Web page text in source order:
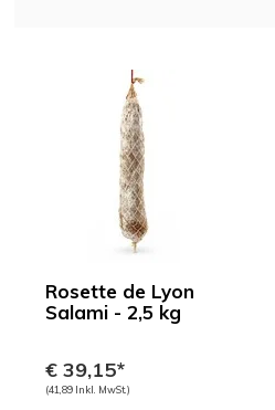
Rosette de Lyon
Salami - 2,5 kg
€ 39,15*
(41,89 Inkl. MwSt.)